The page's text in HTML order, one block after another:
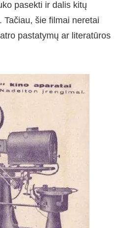
pasekti ir dalis kitų
Tačiau, šie filmai neretai
pastatymų ar literatūros